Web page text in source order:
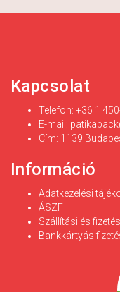
Kapcsolat
Telefon: +36 1
E-mail:
Cím: 1139
Információ
Adatkezelési
ÁSZF
Szállítási és
Bankkártyás